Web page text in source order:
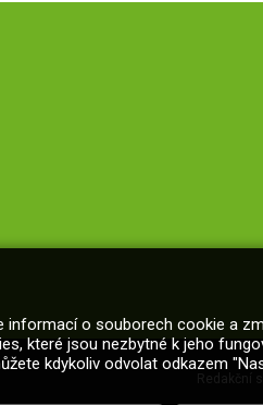
informací o souborech cookie a
které jsou nezbytné k jeho
kdykoliv odvolat odkazem